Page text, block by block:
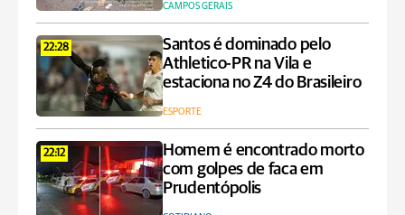
CAMPOS GERAIS
22:28
Santos é dominado pelo
Athletico-PR na Vila e
estaciona no Z4 do Brasileiro
ESPORTE
22:12
Homem é encontrado morto
com golpes de faca em
Prudentópolis